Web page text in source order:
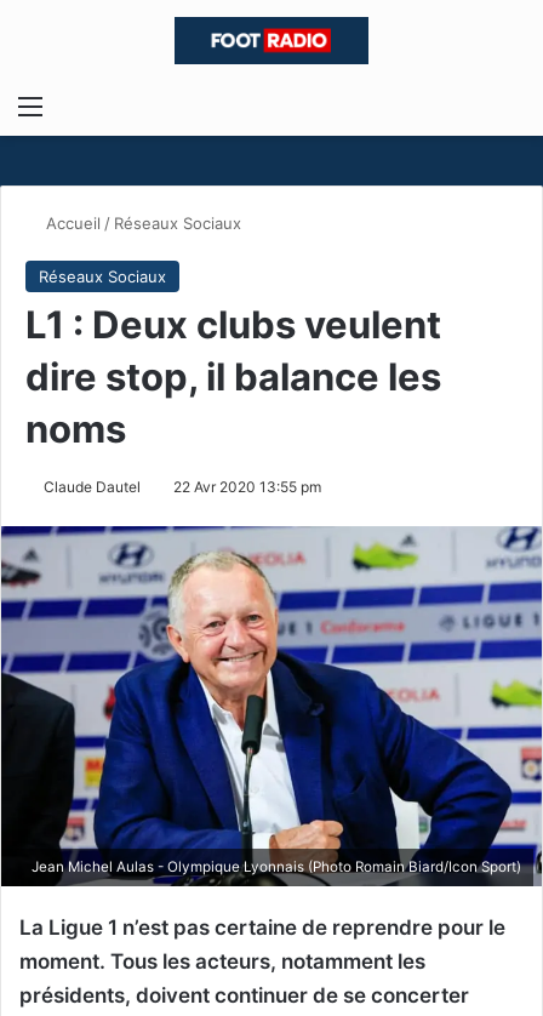
Menu
Accueil / Réseaux Sociaux
Réseaux Sociaux
L1 : Deux clubs veulent
dire stop, il balance les
noms
Claude Dautel 22 Avr 2020 13:55 pm
Jean Michel Aulas - Olympique Lyonnais (Photo Romain Biard/Icon Sport)
La Ligue 1 n’est pas certaine de reprendre pour le
moment. Tous les acteurs, notamment les
présidents, doivent continuer de se concerter